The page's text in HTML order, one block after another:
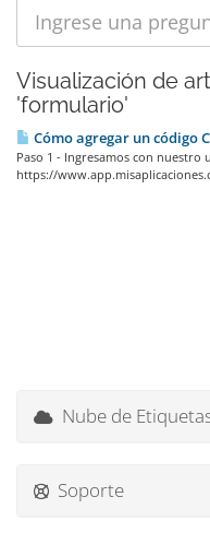
Visualización de
'formulario'
Cómo agregar un código
Paso 1 - Ingresamos con nuestro
https://
Nube de
Soporte